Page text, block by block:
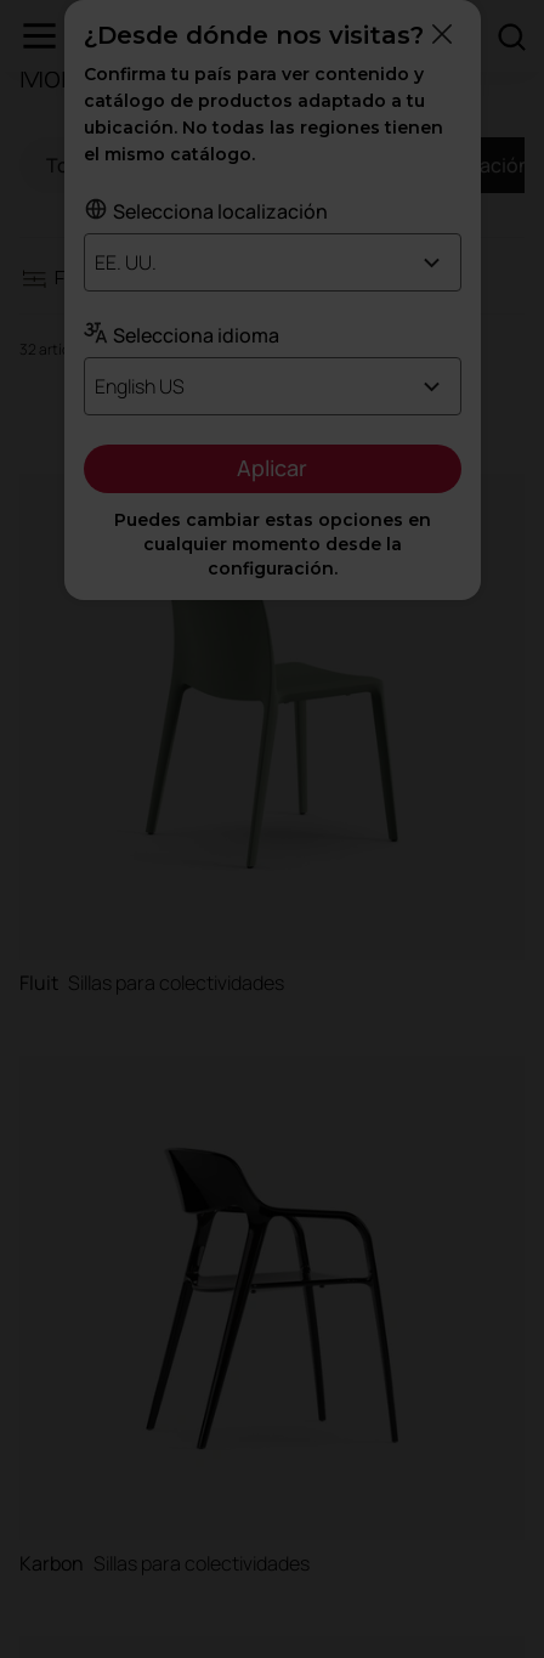
Mobiliario para Educación
Todo Oficinas Educación
Filtros
Filtros
Asientos
Almacenamiento y estanterías
Mostradores de recepción
Sillones y sofás
Cabinas
32 artículos
Asientos
Fluit Sillas para colectividades
Karbon Sillas para colectividades
¿Desde dónde nos visitas?
Confirma tu país para ver contenido y
catálogo de productos adaptado a tu
ubicación. No todas las regiones tienen
el mismo catálogo.
Selecciona localización
EE. UU.
Selecciona idioma
English US
Aplicar
Puedes cambiar estas opciones en
cualquier momento desde la
configuración.